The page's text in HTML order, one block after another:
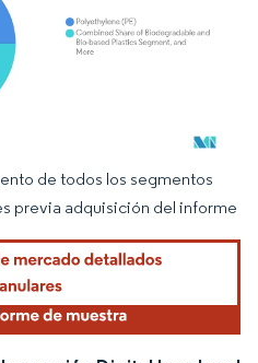
requiere atribución según CC BY 4.0.
de todos los segmentos
previa adquisición del informe